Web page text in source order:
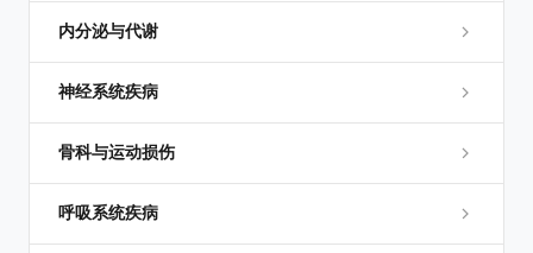
内分泌与代谢
神经系统疾病
骨科与运动损伤
呼吸系统疾病